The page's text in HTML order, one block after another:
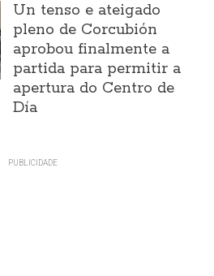
Un tenso e ateigado
pleno de Corcubión
aprobou finalmente a
partida para permitir a
apertura do Centro de
Día